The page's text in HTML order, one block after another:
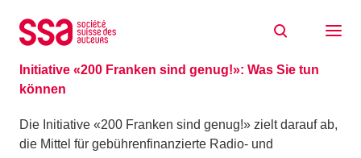
10/12/2025
Initiative «200 Franken sind genug!»: Was Sie tun
können
Die Initiative «200 Franken sind genug!» zielt darauf ab,
die Mittel für gebührenfinanzierte Radio- und